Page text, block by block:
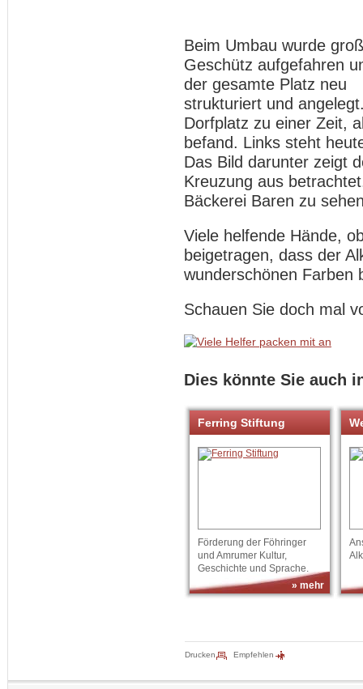
Beim Umbau wurde
Geschütz aufgefahren
der gesamte Platz neu
strukturiert und
Dorfplatz zu einer Zeit,
befand. Links steht
Das Bild darunter zeigt
Kreuzung aus
Bäckerei Baren zu
Viele helfende Hände,
beigetragen, dass der
wunderschönen Farben
Schauen Sie doch mal
Dies könnte Sie auch
Ferring Stiftung
Förderung der Föhringer
und Amrumer Kultur,
Geschichte und Sprache.
» mehr
Drucken Empfehlen